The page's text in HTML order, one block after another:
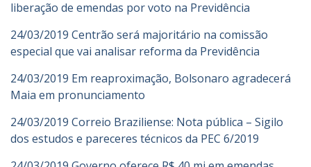
liberação de emendas por voto na Previdência
24/03/2019 Centrão será majoritário na comissão
especial que vai analisar reforma da Previdência
24/03/2019 Em reaproximação, Bolsonaro agradecerá
Maia em pronunciamento
24/03/2019 Correio Braziliense: Nota pública – Sigilo
dos estudos e pareceres técnicos da PEC 6/2019